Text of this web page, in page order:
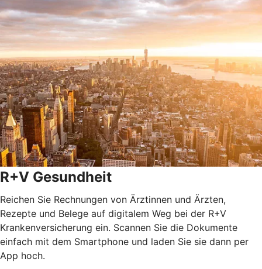
R+V Gesundheit
Reichen Sie Rechnungen von Ärztinnen und Ärzten,
Rezepte und Belege auf digitalem Weg bei der R+V
Krankenversicherung ein. Scannen Sie die Dokumente
einfach mit dem Smartphone und laden Sie sie dann per
App hoch.